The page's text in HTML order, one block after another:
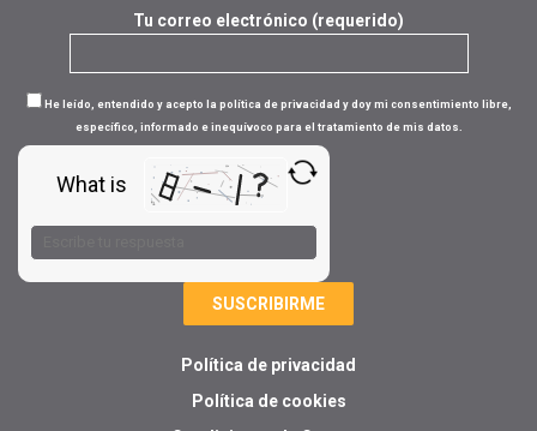
Tu correo electrónico (requerido)
He leído, entendido y acepto la política de privacidad y doy mi consentimiento libre,
específico, informado e inequívoco para el tratamiento de mis datos.
What is
Solve
problem
shown
the
image
Política de privacidad
Política de cookies